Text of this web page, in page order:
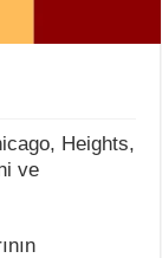
Heights,
ve